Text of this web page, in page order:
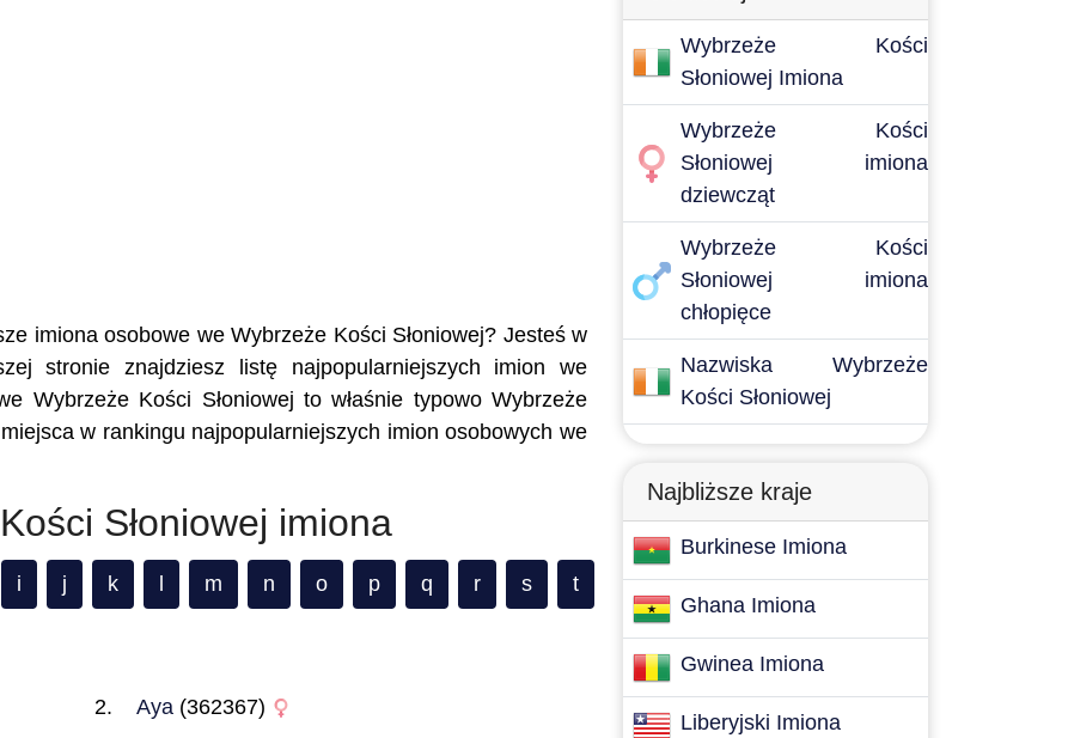
imiona osobowe we Wybrzeże Kości Słoniowej? Jesteś w
stronie znajdziesz listę najpopularniejszych imion we
Wybrzeże Kości Słoniowej to właśnie typowo Wybrzeże
w rankingu najpopularniejszych imion osobowych we
Słoniowej imiona
i j k m n o p q r s t
Aya(362367)
Wybrzeże Kości
Słoniowej Imiona
Wybrzeże Kości
Słoniowej imiona
dziewcząt
Wybrzeże Kości
Słoniowej imiona
chłopięce
Nazwiska Wybrzeże
Kości Słoniowej
Najbliższe kraje
Burkinese Imiona
Ghana Imiona
Gwinea Imiona
Liberyjski Imiona